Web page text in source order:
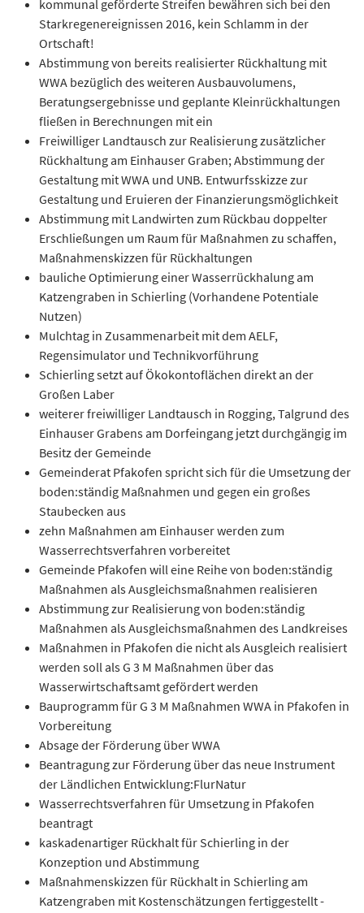
kommunal geförderte Streifen bewähren sich bei den
Starkregenereignissen 2016, kein Schlamm in der
Ortschaft!
Abstimmung von bereits realisierter Rückhaltung mit
WWA bezüglich des weiteren Ausbauvolumens,
Beratungsergebnisse und geplante Kleinrückhaltungen
fließen in Berechnungen mit ein
Freiwilliger Landtausch zur Realisierung zusätzlicher
Rückhaltung am Einhauser Graben; Abstimmung der
Gestaltung mit WWA und UNB. Entwurfsskizze zur
Gestaltung und Eruieren der Finanzierungsmöglichkeit
Abstimmung mit Landwirten zum Rückbau doppelter
Erschließungen um Raum für Maßnahmen zu schaffen,
Maßnahmenskizzen für Rückhaltungen
bauliche Optimierung einer Wasserrückhalung am
Katzengraben in Schierling (Vorhandene Potentiale
Nutzen)
Mulchtag in Zusammenarbeit mit dem AELF,
Regensimulator und Technikvorführung
Schierling setzt auf Ökokontoflächen direkt an der
Großen Laber
weiterer freiwilliger Landtausch in Rogging, Talgrund des
Einhauser Grabens am Dorfeingang jetzt durchgängig im
Besitz der Gemeinde
Gemeinderat Pfakofen spricht sich für die Umsetzung der
boden:ständig Maßnahmen und gegen ein großes
Staubecken aus
zehn Maßnahmen am Einhauser werden zum
Wasserrechtsverfahren vorbereitet
Gemeinde Pfakofen will eine Reihe von boden:ständig
Maßnahmen als Ausgleichsmaßnahmen realisieren
Abstimmung zur Realisierung von boden:ständig
Maßnahmen als Ausgleichsmaßnahmen des Landkreises
Maßnahmen in Pfakofen die nicht als Ausgleich realisiert
werden soll als G 3 M Maßnahmen über das
Wasserwirtschaftsamt gefördert werden
Bauprogramm für G 3 M Maßnahmen WWA in Pfakofen in
Vorbereitung
Absage der Förderung über WWA
Beantragung zur Förderung über das neue Instrument
der Ländlichen Entwicklung:FlurNatur
Wasserrechtsverfahren für Umsetzung in Pfakofen
beantragt
kaskadenartiger Rückhalt für Schierling in der
Konzeption und Abstimmung
Maßnahmenskizzen für Rückhalt in Schierling am
Katzengraben mit Kostenschätzungen fertiggestellt -